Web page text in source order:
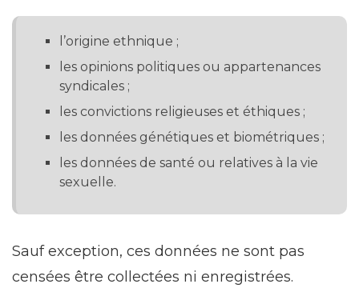
l’origine ethnique ;
les opinions politiques ou appartenances
syndicales ;
les convictions religieuses et éthiques ;
les données génétiques et biométriques ;
les données de santé ou relatives à la vie
sexuelle.
Sauf exception, ces données ne sont pas
censées être collectées ni enregistrées.